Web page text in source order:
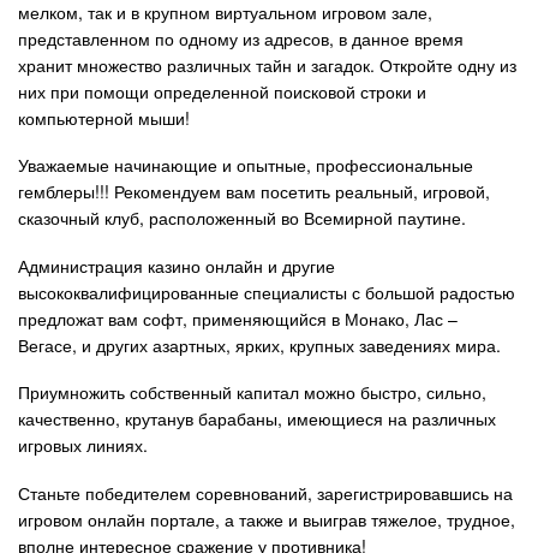
мелком, так и в крупном виртуальном игровом зале,
представленном по одному из адресов, в данное время
хранит множество различных тайн и загадок. Откройте одну из
них при помощи определенной поисковой строки и
компьютерной мыши!
Уважаемые начинающие и опытные, профессиональные
гемблеры!!! Рекомендуем вам посетить реальный, игровой,
сказочный клуб, расположенный во Всемирной паутине.
Администрация казино онлайн и другие
высококвалифицированные специалисты с большой радостью
предложат вам софт, применяющийся в Монако, Лас –
Вегасе, и других азартных, ярких, крупных заведениях мира.
Приумножить собственный капитал можно быстро, сильно,
качественно, крутанув барабаны, имеющиеся на различных
игровых линиях.
Станьте победителем соревнований, зарегистрировавшись на
игровом онлайн портале, а также и выиграв тяжелое, трудное,
вполне интересное сражение у противника!